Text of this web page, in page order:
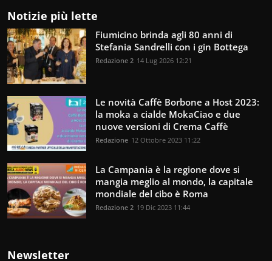
Notizie più lette
Fiumicino brinda agli 80 anni di
Stefania Sandrelli con i gin Bottega
Redazione 2 14 Lug 2026 12:21
Le novità Caffè Borbone a Host 2023:
la moka a cialde MokaCiao e due
nuove versioni di Crema Caffè
Redazione 12 Ottobre 2023 11:22
La Campania è la regione dove si
mangia meglio al mondo, la capitale
mondiale del cibo è Roma
Redazione 2 19 Dic 2023 11:44
Newsletter